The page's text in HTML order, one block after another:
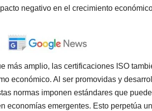
negativo en el crecimiento
más amplio, las certificaciones ISO
económico. Al ser promovidas y
normas imponen estándares que
economías emergentes. Esto perpetúa